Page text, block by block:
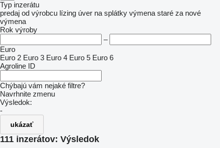
Typ inzerátu
predaj od výrobcu lízing úver na splátky výmena staré za nové
výmena
Rok výroby
–
Euro
Euro 2 Euro 3 Euro 4 Euro 5 Euro 6
Agroline ID
Chýbajú vám nejaké filtre?
Navrhnite zmenu
Výsledok:
-
ukázať
111 inzerátov: Výsledok